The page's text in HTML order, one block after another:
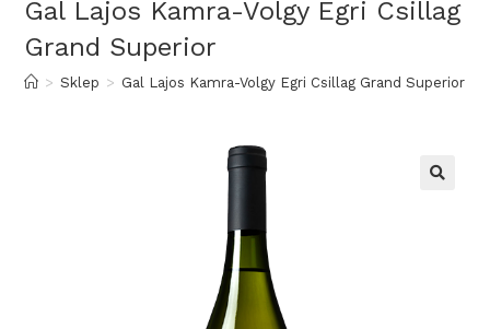
Gal Lajos Kamra-Volgy Egri Csillag
Grand Superior
> Sklep > Gal Lajos Kamra-Volgy Egri Csillag Grand Superior